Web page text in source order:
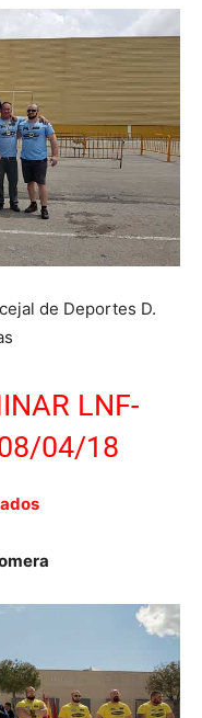
de Deportes D.
LNF-
04/18